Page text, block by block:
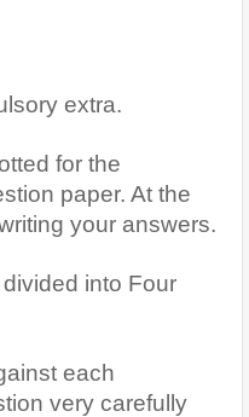
extra.
for the
paper. At the
your answers.
into Four
each
very carefully